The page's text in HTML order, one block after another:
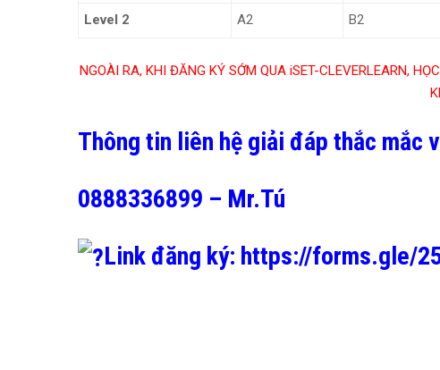
Level 2 A2 B2
NGOÀI RA, KHI ĐĂNG KÝ SỚM QUA iSET-CLEVERLEARN,
Thông tin liên hệ giải đáp thắc mắc
0888336899 – Mr.Tú
Link đăng ký: https://forms.gle/